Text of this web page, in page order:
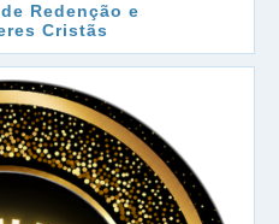
Redenção e
Cristãs